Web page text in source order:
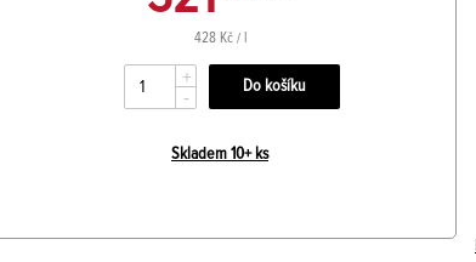
428 Kč / l
+
-
Skladem 10+ ks